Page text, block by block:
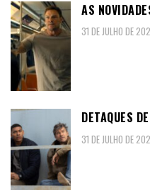
AS
31 DE JULHO DE
DETAQUES
31 DE JULHO DE